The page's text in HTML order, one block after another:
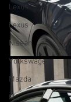
Lexus
Lexus
Nissan
Volkswagen
Mazda
MG